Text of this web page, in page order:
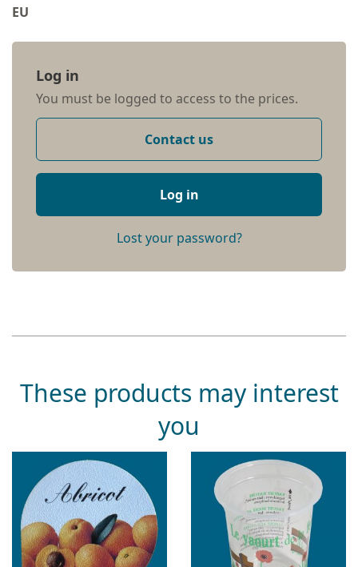
EU
Log in
You must be logged to access to the prices.
Contact us
Log in
Lost your password?
These products may interest
you